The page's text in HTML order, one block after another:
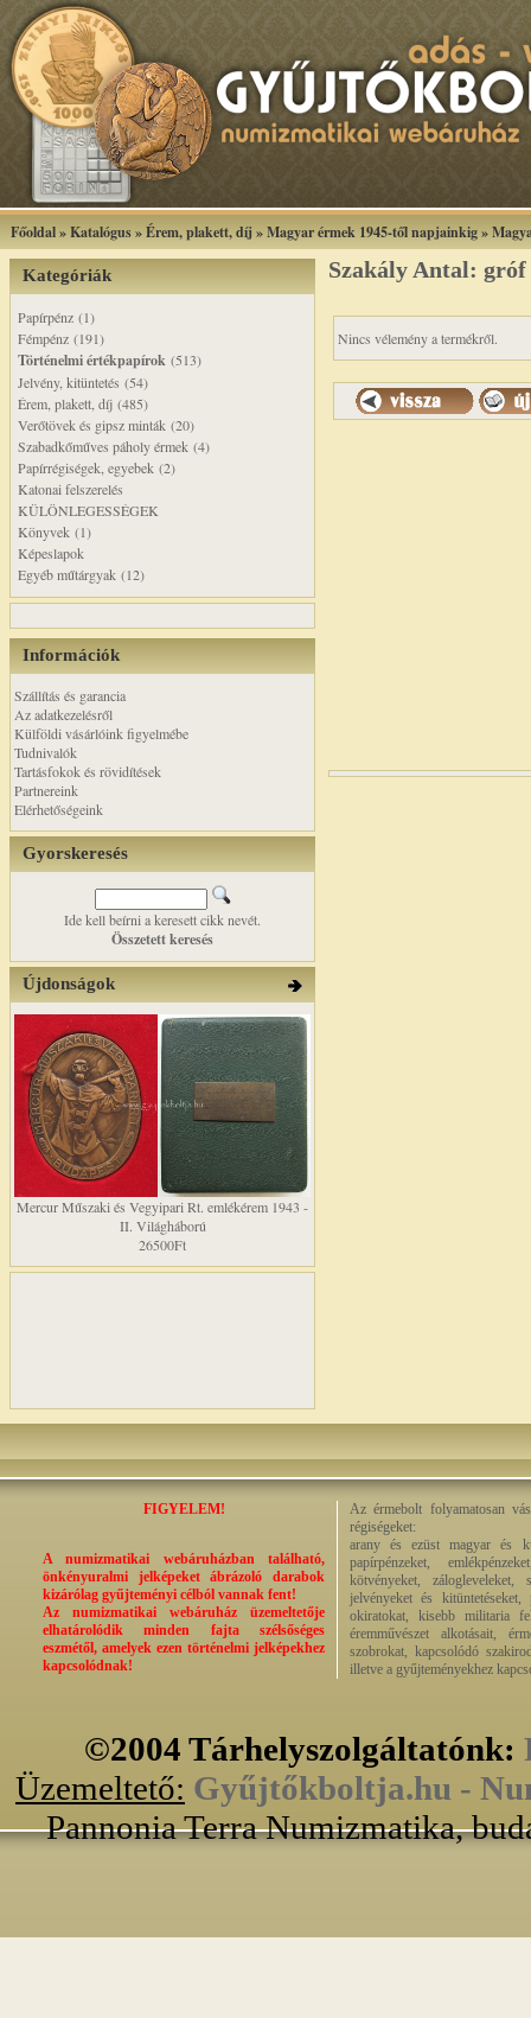
Főoldal»Katalógus»Érem, plakett, díj »Magyar érmek 1945-től napjainkig»
Kategóriák
Papírpénz (1)
Fémpénz (191)
Történelmi értékpapírok (513)
Jelvény, kitüntetés (54)
Érem, plakett, díj (485)
Verőtövek és gipsz minták (20)
Szabadkőműves páholy érmek (4)
Papírrégiségek, egyebek (2)
Katonai felszerelés
KÜLÖNLEGESSÉGEK
Könyvek (1)
Képeslapok
Egyéb műtárgyak (12)
Információk
Szállítás és garancia
Az adatkezelésről
Külföldi vásárlóink figyelmébe
Tudnivalók
Tartásfokok és rövidítések
Partnereink
Elérhetőségeink
Gyorskeresés
Ide kell beírni a keresett cikk nevét.
Összetett keresés
Újdonságok
Mercur Műszaki és Vegyipari Rt. emlékérem 1943 -
II. Világháború
26500Ft
Szakály Antal: gróf
Nincs vélemény a termékről.
FIGYELEM!
A numizmatikai webáruházban található,
önkényuralmi jelképeket ábrázoló darabok
kizárólag gyűjteményi célból vannak fent!
Az numizmatikai webáruház üzemeltetője
elhatárolódik minden fajta szélsőséges
eszmétől, amelyek ezen történelmi jelképekhez
kapcsolódnak!
Az érmebolt folyamatosan
régiségeket:
arany és ezüst magyar és
papírpénzeket,
kötvényeket,
jelvényeket és kitüntetéseket,
okiratokat, kisebb militaria
éremművészet alkotásait,
szobrokat, kapcsolódó
illetve a gyűjteményekhez
©2004 Tárhelyszolgáltatónk:
Üzemeltető: Gyűjtőkboltja.hu -
Pannonia Terra Numizmatika,